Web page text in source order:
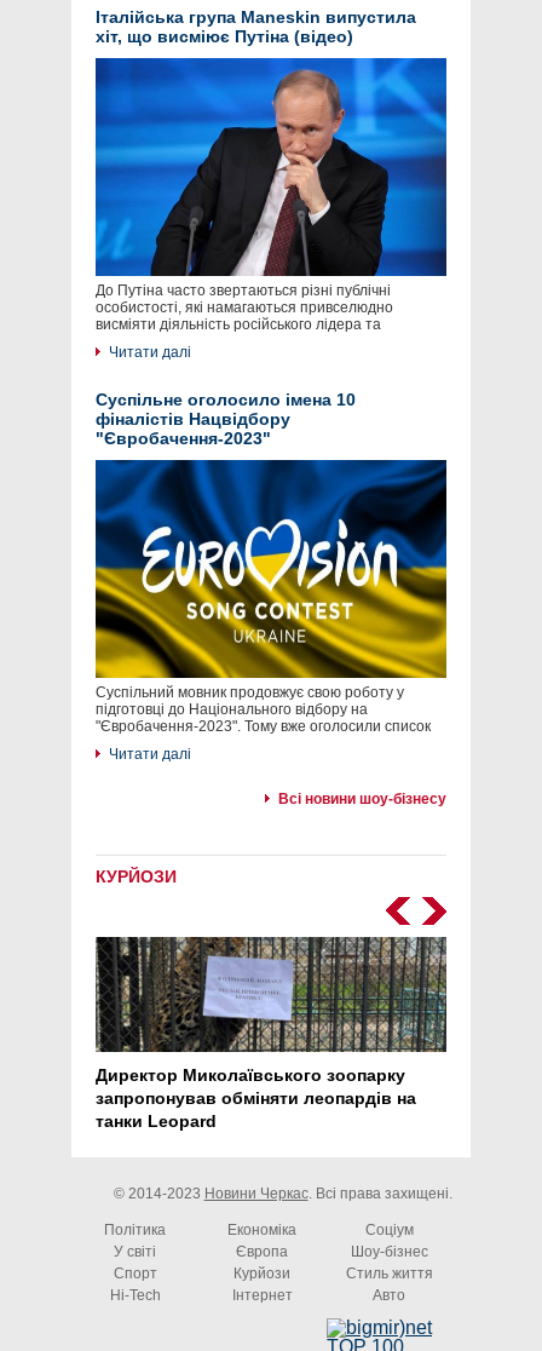
Італійська група Maneskin випустила
хіт, що висміює Путіна (відео)
До Путіна часто звертаються різні публічні
особистості, які намагаються привселюдно
висміяти діяльність російського лідера та
Читати далі
Суспільне оголосило імена 10
фіналістів Нацвідбору
"Євробачення-2023"
Суспільний мовник продовжує свою роботу у
підготовці до Національного відбору на
"Євробачення-2023". Тому вже оголосили список
Читати далі
Всі новини шоу-бізнесу
КУРЙОЗИ
Директор Миколаївського зоопарку
запропонував обміняти леопардів на
танки Leopard
© 2014-2023 Новини Черкас. Всі права захищені.
Політика Економіка
Соціум
У світі
Європа
Шоу-бізнес
Спорт
Курйози
Стиль життя
Hi-Tech
Інтернет Авто